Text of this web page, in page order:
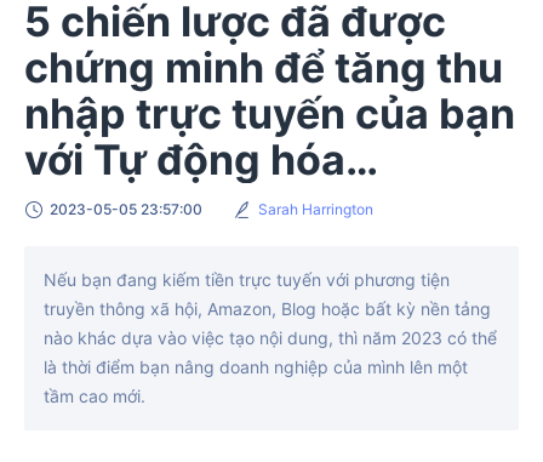
5 chiến lược đã được
chứng minh để tăng thu
nhập trực tuyến của bạn
với Tự động hóa
ChatGPT
2023-05-05 23:57:00 Sarah Harrington
Nếu bạn đang kiếm tiền trực tuyến với phương tiện
truyền thông xã hội, Amazon, Blog hoặc bất kỳ nền tảng
nào khác dựa vào việc tạo nội dung, thì năm 2023 có thể
là thời điểm bạn nâng doanh nghiệp của mình lên một
tầm cao mới.